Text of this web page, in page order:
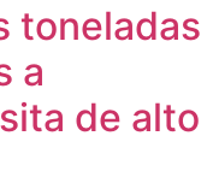
toneladas
a
de alto